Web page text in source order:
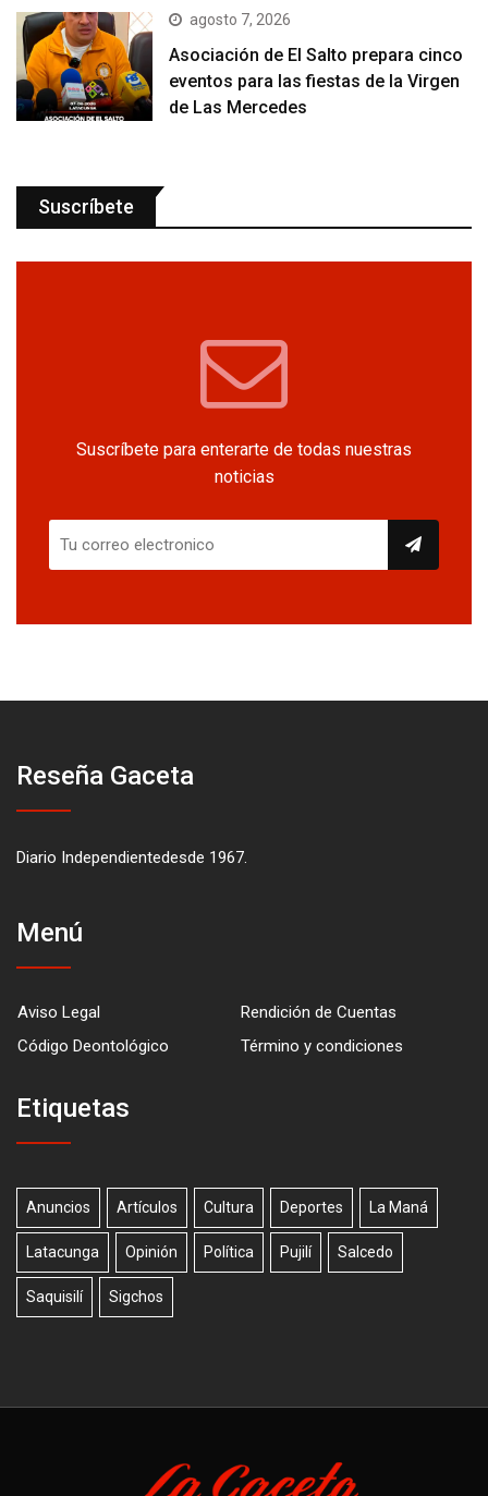
agosto 7, 2026
Asociación de El Salto prepara cinco
eventos para las fiestas de la Virgen
de Las Mercedes
Suscríbete
Suscríbete para enterarte de todas nuestras
noticias
Reseña Gaceta
Diario Independientedesde 1967.
Menú
Aviso Legal
Rendición de Cuentas
Código Deontológico
Término y condiciones
Etiquetas
Anuncios Artículos Cultura Deportes La Maná
Latacunga Opinión Política Pujilí Salcedo
Saquisilí Sigchos